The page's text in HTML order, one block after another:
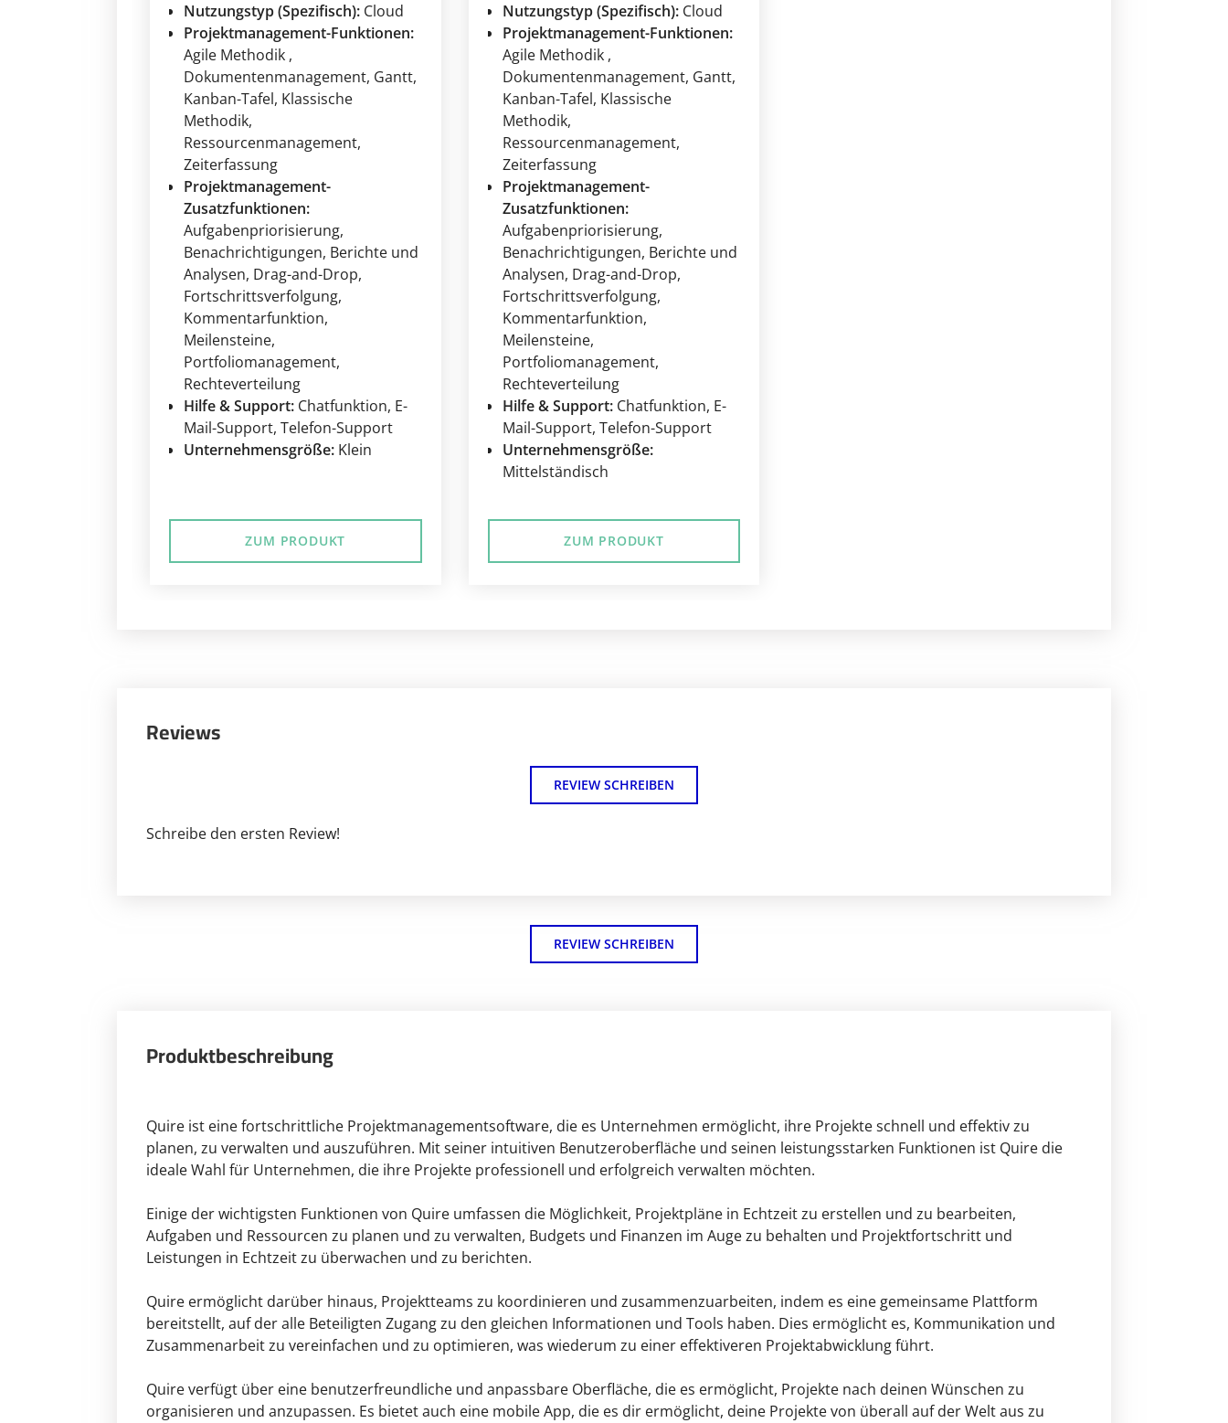
Nutzungstyp (Spezifisch): Cloud
Projektmanagement-Funktionen:
Agile Methodik ,
Dokumentenmanagement, Gantt,
Kanban-Tafel, Klassische
Methodik,
Ressourcenmanagement,
Zeiterfassung
Projektmanagement-
Zusatzfunktionen:
Aufgabenpriorisierung,
Benachrichtigungen, Berichte und
Analysen, Drag-and-Drop,
Fortschrittsverfolgung,
Kommentarfunktion,
Meilensteine,
Portfoliomanagement,
Rechteverteilung
Hilfe & Support: Chatfunktion, E-
Mail-Support, Telefon-Support
Unternehmensgröße: Klein
ZUM PRODUKT
Nutzungstyp (Spezifisch): Cloud
Projektmanagement-Funktionen:
Agile Methodik ,
Dokumentenmanagement, Gantt,
Kanban-Tafel, Klassische
Methodik,
Ressourcenmanagement,
Zeiterfassung
Projektmanagement-
Zusatzfunktionen:
Aufgabenpriorisierung,
Benachrichtigungen, Berichte und
Analysen, Drag-and-Drop,
Fortschrittsverfolgung,
Kommentarfunktion,
Meilensteine,
Portfoliomanagement,
Rechteverteilung
Hilfe & Support: Chatfunktion, E-
Mail-Support, Telefon-Support
Unternehmensgröße:
Mittelständisch
ZUM PRODUKT
Reviews
REVIEW SCHREIBEN
Schreibe den ersten Review!
REVIEW SCHREIBEN
Produktbeschreibung
Quire ist eine fortschrittliche Projektmanagementsoftware, die es Unternehmen ermöglicht, ihre Projekte schnell und effektiv zu
planen, zu verwalten und auszuführen. Mit seiner intuitiven Benutzeroberfläche und seinen leistungsstarken Funktionen ist Quire die
ideale Wahl für Unternehmen, die ihre Projekte professionell und erfolgreich verwalten möchten.
Einige der wichtigsten Funktionen von Quire umfassen die Möglichkeit, Projektpläne in Echtzeit zu erstellen und zu bearbeiten,
Aufgaben und Ressourcen zu planen und zu verwalten, Budgets und Finanzen im Auge zu behalten und Projektfortschritt und
Leistungen in Echtzeit zu überwachen und zu berichten.
Quire ermöglicht darüber hinaus, Projektteams zu koordinieren und zusammenzuarbeiten, indem es eine gemeinsame Plattform
bereitstellt, auf der alle Beteiligten Zugang zu den gleichen Informationen und Tools haben. Dies ermöglicht es, Kommunikation und
Zusammenarbeit zu vereinfachen und zu optimieren, was wiederum zu einer effektiveren Projektabwicklung führt.
Quire verfügt über eine benutzerfreundliche und anpassbare Oberfläche, die es ermöglicht, Projekte nach deinen Wünschen zu
organisieren und anzupassen. Es bietet auch eine mobile App, die es dir ermöglicht, deine Projekte von überall auf der Welt aus zu